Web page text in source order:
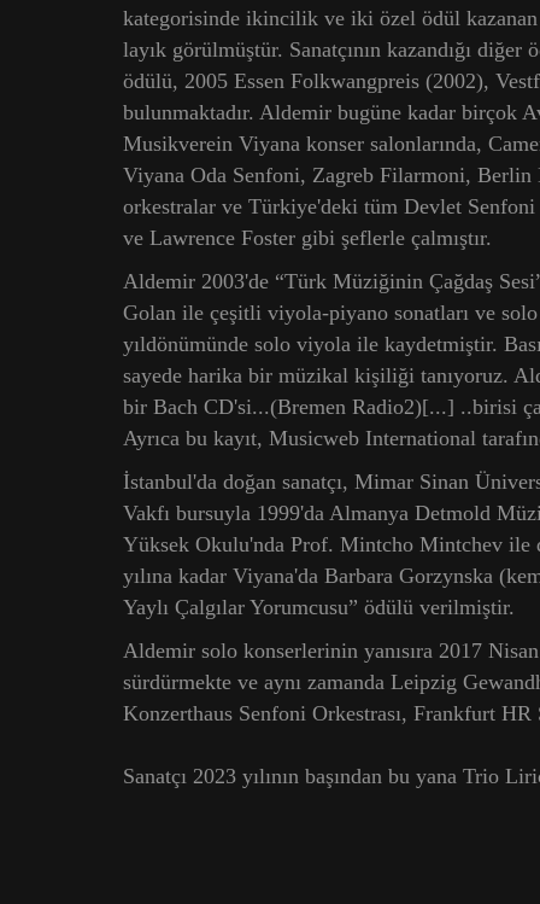
kategorisinde ikincilik ve iki özel ödül kazanan
layık görülmüştür. Sanatçının kazandığı
ödülü, 2005 Essen Folkwangpreis (2002),
bulunmaktadır. Aldemir bugüne kadar birçok
Musikverein Viyana konser salonlarında,
Viyana Oda Senfoni, Zagreb Filarmoni, Berlin
orkestralar ve Türkiye'deki tüm Devlet
ve Lawrence Foster gibi şeflerle çalmıştır.
Aldemir 2003'de “Türk Müziğinin Çağdaş
Golan ile çeşitli viyola-piyano sonatları ve
yıldönümünde solo viyola ile kaydetmiştir.
sayede harika bir müzikal kişiliği tanıyoruz.
bir Bach CD'si...(Bremen Radio2)[...] ..birisi
Ayrıca bu kayıt, Musicweb International
İstanbul'da doğan sanatçı, Mimar Sinan
Vakfı bursuyla 1999'da Almanya Detmold
Yüksek Okulu'nda Prof. Mintcho Mintchev ile
yılına kadar Viyana'da Barbara Gorzynska
Yaylı Çalgılar Yorumcusu” ödülü verilmiştir.
Aldemir solo konserlerinin yanısıra 2017
sürdürmekte ve aynı zamanda Leipzig
Konzerthaus Senfoni Orkestrası, Frankfurt
Sanatçı 2023 yılının başından bu yana Trio